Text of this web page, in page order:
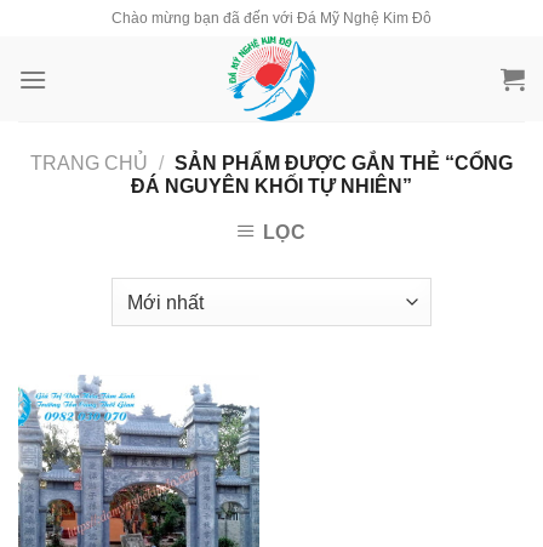
content
Chào mừng bạn đã đến với Đá Mỹ Nghệ Kim Đô
TRANG CHỦ / SẢN PHẨM ĐƯỢC GẮN THẺ “CỔNG
ĐÁ NGUYÊN KHỐI TỰ NHIÊN”
LỌC